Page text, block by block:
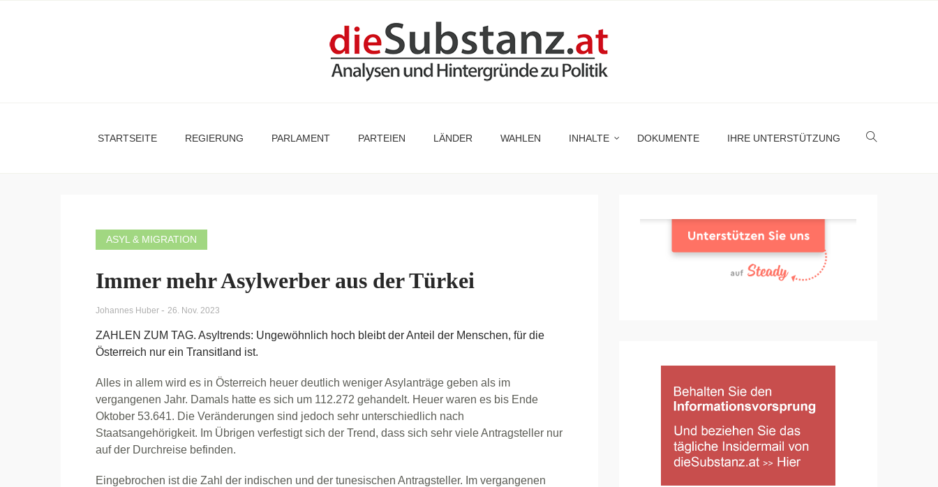
STARTSEITE REGIERUNG PARLAMENT PARTEIEN LÄNDER WAHLEN INHALTE DOKUMENTE IHRE UNTERSTÜTZUNG
ASYL & MIGRATION
Immer mehr Asylwerber aus der Türkei
Johannes Huber - 26. Nov. 2023
ZAHLEN ZUM TAG. Asyltrends: Ungewöhnlich hoch bleibt der Anteil der Menschen, für die
Österreich nur ein Transitland ist.
Alles in allem wird es in Österreich heuer deutlich weniger Asylanträge geben als im
vergangenen Jahr. Damals hatte es sich um 112.272 gehandelt. Heuer waren es bis Ende
Oktober 53.641. Die Veränderungen sind jedoch sehr unterschiedlich nach
Staatsangehörigkeit. Im Übrigen verfestigt sich der Trend, dass sich sehr viele Antragsteller nur
auf der Durchreise befinden.
Eingebrochen ist die Zahl der indischen und der tunesischen Antragsteller. Im vergangenen